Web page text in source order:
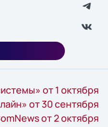
от 1 октября
от 30 сентября
от 2 октября